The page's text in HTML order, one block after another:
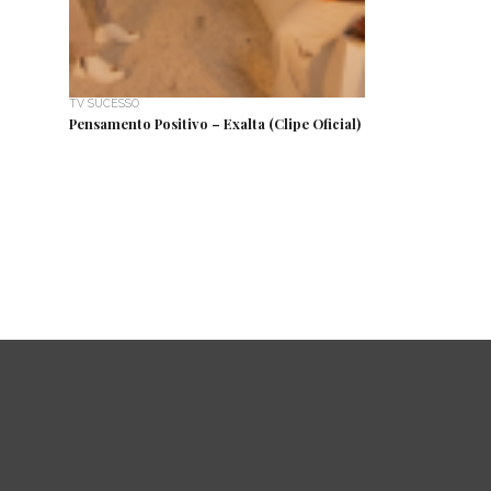
TV SUCESSO
Pensamento Positivo – Exalta (Clipe Oficial)